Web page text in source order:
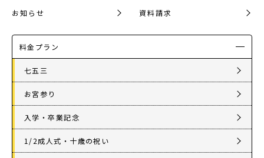
お知らせ 資料請求
料金プラン
七五三
お宮参り
入学・卒業記念
1/2成人式・十歳の祝い